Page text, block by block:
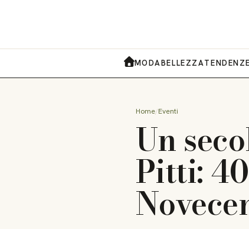
MODABELLEZZATENDENZE
Home Eventi
Un
Pitti: